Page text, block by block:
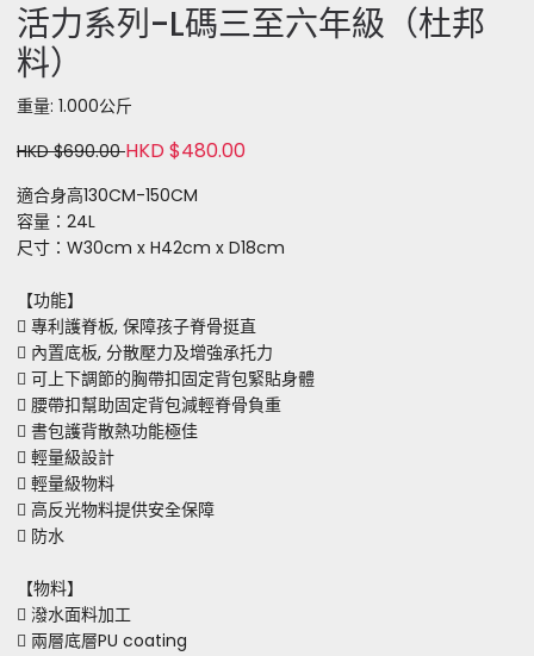
活力系列-L碼三至六年級（杜邦
料）
重量: 1.000公斤
HKD $690.00HKD $480.00
適合身高130CM-150CM
容量：24L
尺寸：W30cm x H42cm x D18cm
【功能】
 專利護脊板, 保障孩子脊骨挺直
 內置底板, 分散壓力及增強承托力
 可上下調節的胸帶扣固定背包緊貼身體
 腰帶扣幫助固定背包減輕脊骨負重
 書包護背散熱功能極佳
 輕量級設計
 輕量級物料
 高反光物料提供安全保障
 防水
【物料】
 潑水面料加工
 兩層底層PU coating